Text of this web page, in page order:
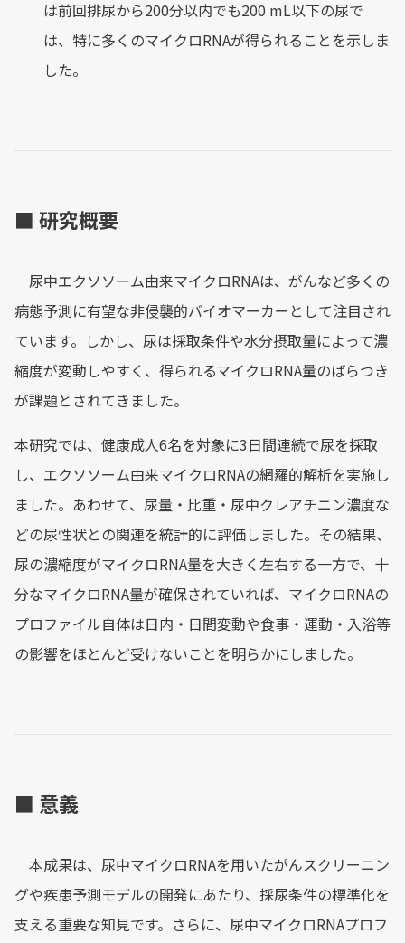
は前回排尿から200分以内でも200 mL以下の尿で
は、特に多くのマイクロRNAが得られることを示しま
した。
■ 研究概要
尿中エクソソーム由来マイクロRNAは、がんなど多くの
病態予測に有望な非侵襲的バイオマーカーとして注目され
ています。しかし、尿は採取条件や水分摂取量によって濃
縮度が変動しやすく、得られるマイクロRNA量のばらつき
が課題とされてきました。
本研究では、健康成人6名を対象に3日間連続で尿を採取
し、エクソソーム由来マイクロRNAの網羅的解析を実施し
ました。あわせて、尿量・比重・尿中クレアチニン濃度な
どの尿性状との関連を統計的に評価しました。その結果、
尿の濃縮度がマイクロRNA量を大きく左右する一方で、十
分なマイクロRNA量が確保されていれば、マイクロRNAの
プロファイル自体は日内・日間変動や食事・運動・入浴等
の影響をほとんど受けないことを明らかにしました。
■ 意義
本成果は、尿中マイクロRNAを用いたがんスクリーニン
グや疾患予測モデルの開発にあたり、採尿条件の標準化を
支える重要な知見です。さらに、尿中マイクロRNAプロフ